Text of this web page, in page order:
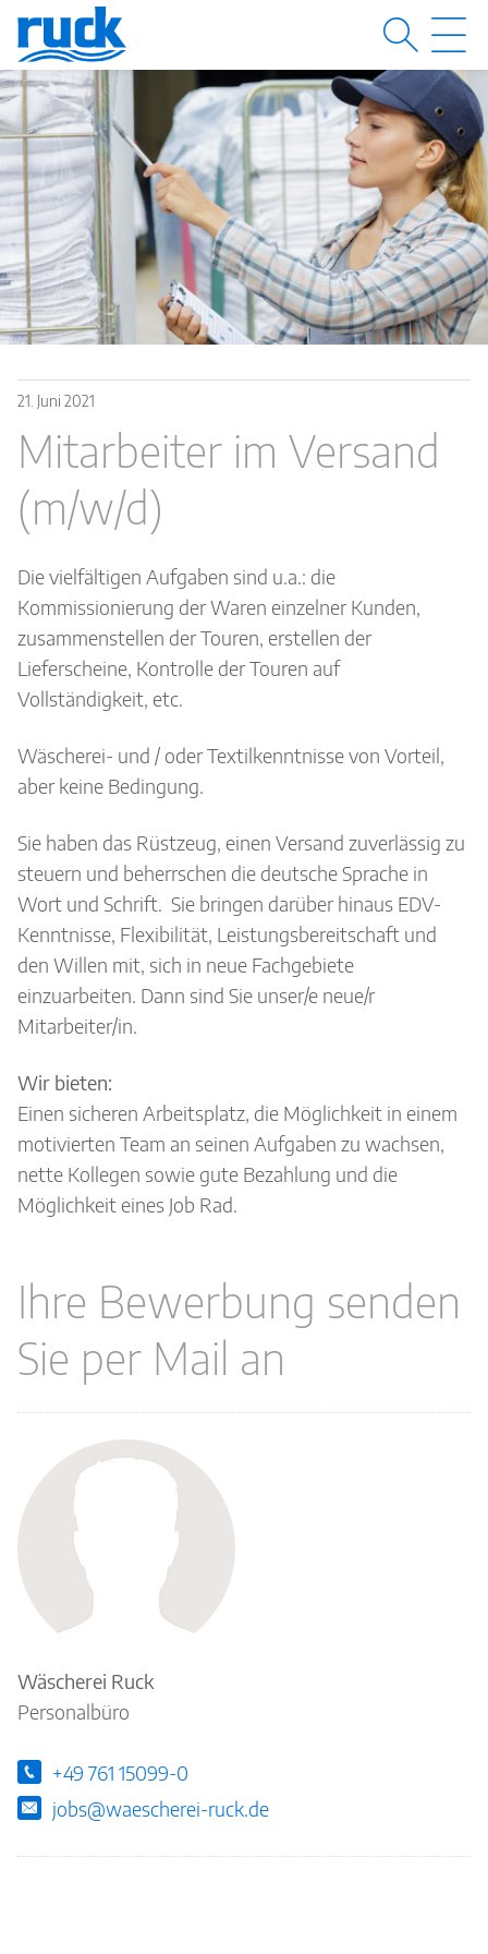
MENÜ
21. Juni 2021
Mitarbeiter im Versand
(m/w/d)
Die vielfältigen Aufgaben sind u.a.: die
Kommissionierung der Waren einzelner Kunden,
zusammenstellen der Touren, erstellen der
Lieferscheine, Kontrolle der Touren auf
Vollständigkeit, etc.
Wäscherei- und / oder Textilkenntnisse von Vorteil,
aber keine Bedingung.
Sie haben das Rüstzeug, einen Versand zuverlässig zu
steuern und beherrschen die deutsche Sprache in
Wort und Schrift. Sie bringen darüber hinaus EDV-
Kenntnisse, Flexibilität, Leistungsbereitschaft und
den Willen mit, sich in neue Fachgebiete
einzuarbeiten. Dann sind Sie unser/e neue/r
Mitarbeiter/in.
Wir bieten:
Einen sicheren Arbeitsplatz, die Möglichkeit in einem
motivierten Team an seinen Aufgaben zu wachsen,
nette Kollegen sowie gute Bezahlung und die
Möglichkeit eines Job Rad.
Ihre Bewerbung senden
Sie per Mail an
Ansprechpartner
Wäscherei Ruck
Personalbüro
+49 761 15099-0
jobs@waescherei-ruck.de